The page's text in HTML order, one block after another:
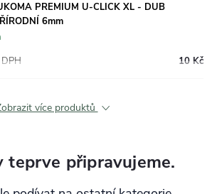
PREMIUM U-CLICK XL - DUB
6mm
10 Kč
více produktů
teprve připravujeme.